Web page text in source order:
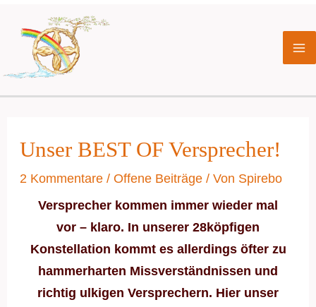
Inhalt
springen
Unser BEST OF Versprecher!
2 Kommentare /Offene Beiträge / Von Spirebo
Versprecher kommen immer wieder mal
vor – klaro. In unserer 28köpfigen
Konstellation kommt es allerdings öfter zu
hammerharten Missverständnissen und
richtig ulkigen Versprechern. Hier unser